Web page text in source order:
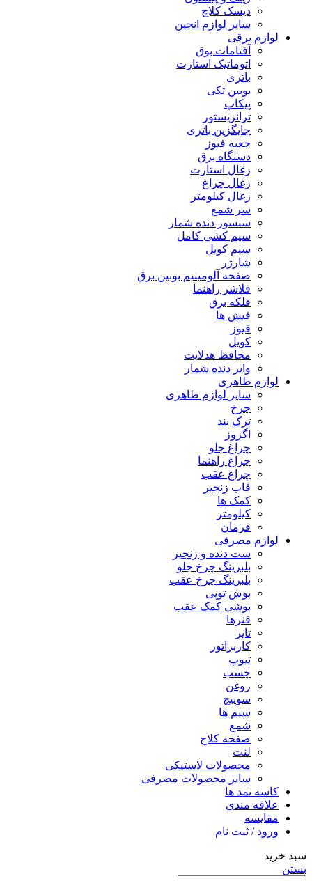
دیسک کلاچ
سایر لوازم انجین
لوازم برقی
آفتامات بوق
اتوماتیک استارت
باتری
بوبین تکی
پیکاپ
ترانزیستور
جایگزین باتری
جعبه فیوز
دستگاه برق
زغال استارت
زغال چراغ
زغال کیلومتر
سر شمع
سنسور دنده شمار
سیم کشی کامل
سیم کویل
شارژر
صفحه آلومینیم بوبین برق
فلاشر راهنما
فلکه برق
فیش ها
فیوز
کویل
محافظ هدلایت
وایر دنده شمار
لوازم ظاهری
سایر لوازم ظاهری
چرخ
ترک بند
اگزوز
چراغ جلو
چراغ راهنما
چراغ عقب
قاب زنجیر
کمک ها
کیلومتر
فرمان
لوازم مصرفی
ست دنده و زنجیر
بلبرینگ چرخ جلو
بلبرینگ چرخ عقب
بوش توپی
بوشی کمک عقب
فنرها
تایر
کاربراتور
تیوپ
چسب
روغن
سوییچ
سیم ها
شمع
صفحه کلاج
لنت
محصولات لاستیکی
سایر محصولات مصرفی
کاسه نمد ها
علاقه مندی
مقایسه
ورود / ثبت نام
سبد خرید
بستن